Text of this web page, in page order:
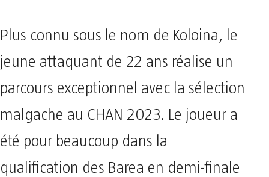
Plus connu sous le nom de Koloina, le
jeune attaquant de 22 ans réalise un
parcours exceptionnel avec la sélection
malgache au CHAN 2023. Le joueur a
été pour beaucoup dans la
qualification des Barea en demi-finale